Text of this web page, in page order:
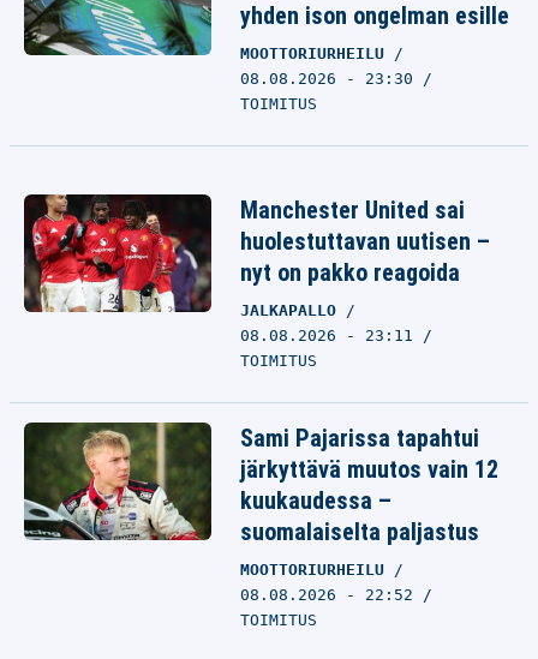
yhden ison ongelman esille
MOOTTORIURHEILU
08.08.2026 - 23:30
TOIMITUS
Manchester United sai
huolestuttavan uutisen –
nyt on pakko reagoida
JALKAPALLO
08.08.2026 - 23:11
TOIMITUS
Sami Pajarissa tapahtui
järkyttävä muutos vain 12
kuukaudessa –
suomalaiselta paljastus
MOOTTORIURHEILU
08.08.2026 - 22:52
TOIMITUS